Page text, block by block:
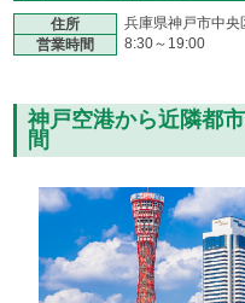
住所
兵庫県神戸市中央
営業時間
8:30～19:00
神戸空港から近隣都
間